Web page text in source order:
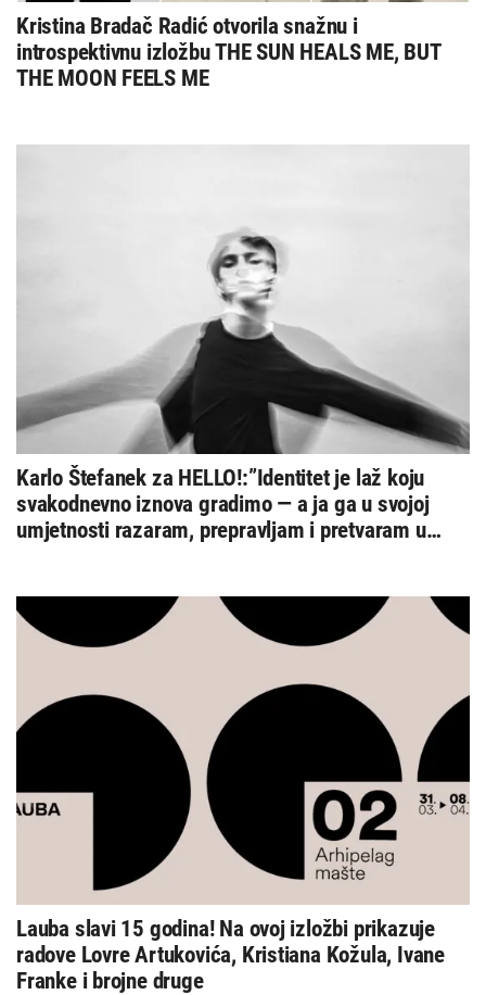
Kristina Bradač Radić otvorila snažnu i
introspektivnu izložbu THE SUN HEALS ME, BUT
THE MOON FEELS ME
Karlo Štefanek za HELLO!:”Identitet je laž koju
svakodnevno iznova gradimo — a ja ga u svojoj
umjetnosti razaram, prepravljam i pretvaram u
Lauba slavi 15 godina! Na ovoj izložbi prikazuje
radove Lovre Artukovića, Kristiana Kožula, Ivane
Franke i brojne druge